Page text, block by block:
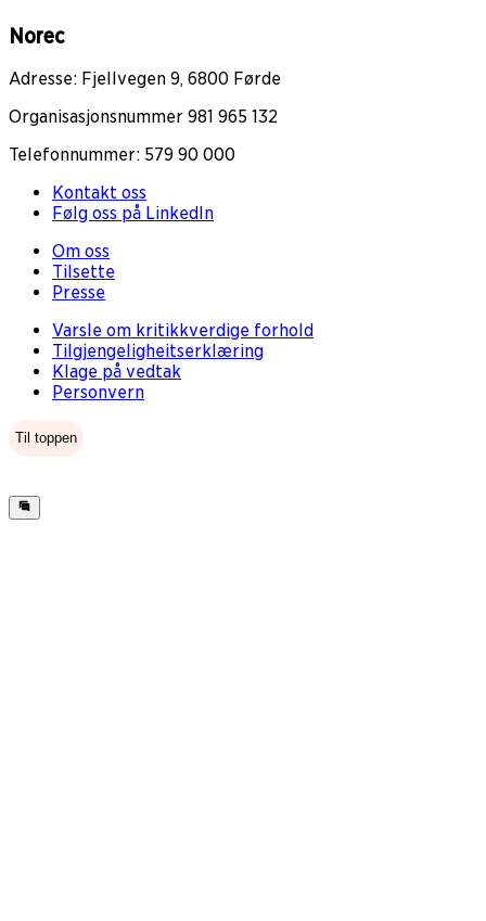
Norec
Adresse: Fjellvegen 9, 6800 Førde
Organisasjonsnummer 981 965 132
Telefonnummer: 579 90 000
Kontakt oss
Følg oss på LinkedIn
Om oss
Tilsette
Presse
Varsle om kritikkverdige forhold
Tilgjengeligheitserklæring
Klage på vedtak
Personvern
Til toppen